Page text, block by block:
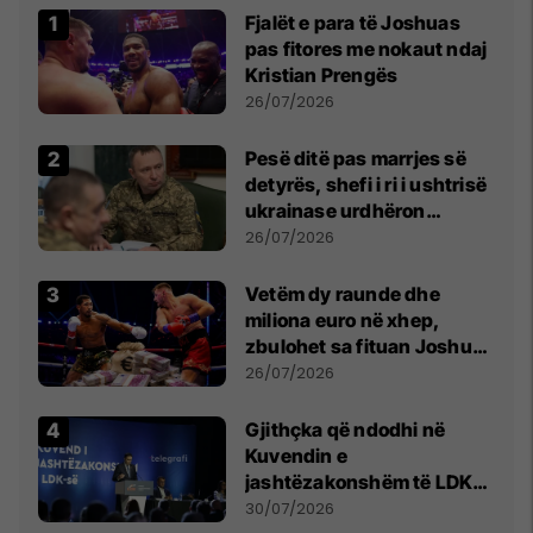
Fjalët e para të Joshuas
pas fitores me nokaut ndaj
Kristian Prengës
26/07/2026
Pesë ditë pas marrjes së
detyrës, shefi i ri i ushtrisë
ukrainase urdhëron
kontroll të madh
26/07/2026
Vetëm dy raunde dhe
miliona euro në xhep,
zbulohet sa fituan Joshua
e Prenga
26/07/2026
Gjithçka që ndodhi në
Kuvendin e
jashtëzakonshëm të LDK-
së
30/07/2026